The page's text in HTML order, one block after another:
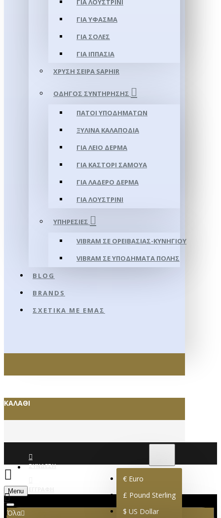
ΓΙΑ ΛΟΥΣΤΡΊΝΙ
ΓΙΑ ΥΦΑΣΜΑ
ΓΙΑ ΣΌΛΕΣ
ΓΙΑ ΙΠΠΑΣΊΑ
ΧΡΥΣΉ ΣΕΙΡΆ SAPHIR
ΟΔΗΓΌΣ ΣΥΝΤΉΡΗΣΗΣ
ΠΆΤΟΙ ΥΠΟΔΗΜΆΤΩΝ
ΞΎΛΙΝΑ ΚΑΛΑΠΌΔΙΑ
ΓΙΑ ΛΕΊΟ ΔΈΡΜΑ
ΓΙΑ ΚΑΣΤΌΡΙ ΣΑΜΟΎΑ
ΓΙΑ ΛΑΔΕΡΌ ΔΈΡΜΑ
ΓΙΑ ΛΟΥΣΤΡΊΝΙ
ΥΠΗΡΕΣΊΕΣ
VIBRAM ΣΕ ΟΡΕΙΒΑΣΊΑΣ-ΚΥΝΗΓΊΟΥ
VIBRAM ΣΕ ΥΠΟΔΉΜΑΤΑ ΠΌΛΗΣ
BLOG
BRANDS
ΣΧΕΤΙΚΆ ΜΕ ΕΜΆΣ
ΚΑΛΆΘΙ
ΣΎΝΔΕΣΗ
€ Euro
£ Pound Sterling
$ US Dollar
Menu
Όλα